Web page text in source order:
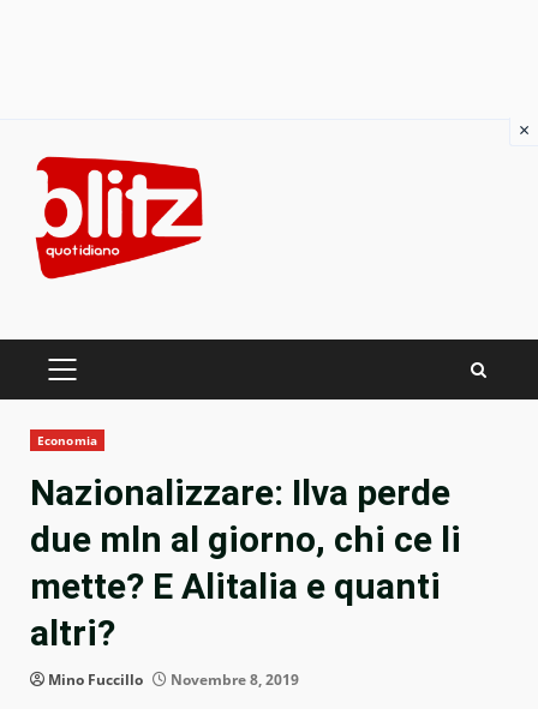
content
PRIMARY
Economia
Nazionalizzare: Ilva perde
due mln al giorno, chi ce li
mette? E Alitalia e quanti
altri?
Mino Fuccillo Novembre 8, 2019
×